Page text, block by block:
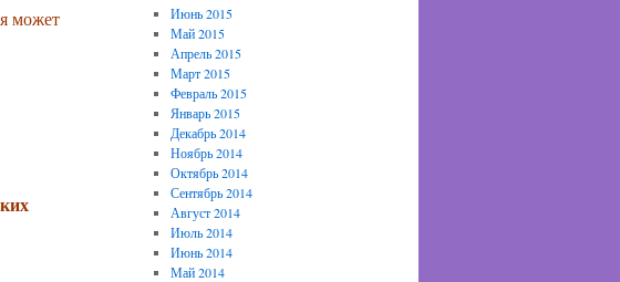
может
Июнь 2015
Май 2015
Апрель 2015
Март 2015
Февраль 2015
Январь 2015
Декабрь 2014
Ноябрь 2014
Октябрь 2014
Сентябрь 2014
Август 2014
Июль 2014
Июнь 2014
Май 2014